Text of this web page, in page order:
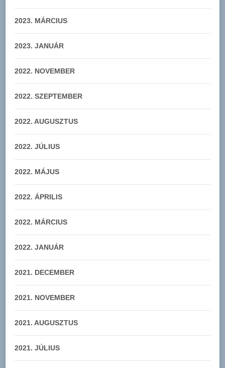
2023. MÁRCIUS
2023. JANUÁR
2022. NOVEMBER
2022. SZEPTEMBER
2022. AUGUSZTUS
2022. JÚLIUS
2022. MÁJUS
2022. ÁPRILIS
2022. MÁRCIUS
2022. JANUÁR
2021. DECEMBER
2021. NOVEMBER
2021. AUGUSZTUS
2021. JÚLIUS